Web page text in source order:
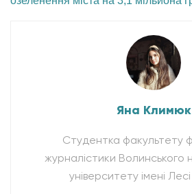
Яна Климюк
Студентка факультету
журналістики Волинського
університету імені